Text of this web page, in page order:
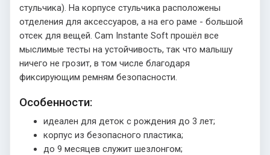
стульчика). На корпусе стульчика расположены
отделения для аксессуаров, а на его раме - большой
отсек для вещей. Cam Instante Soft прошёл все
мыслимые тесты на устойчивость, так что малышу
ничего не грозит, в том числе благодаря
фиксирующим ремням безопасности.
Особенности:
идеален для деток с рождения до 3 лет;
корпус из безопасного пластика;
до 9 месяцев служит шезлонгом;